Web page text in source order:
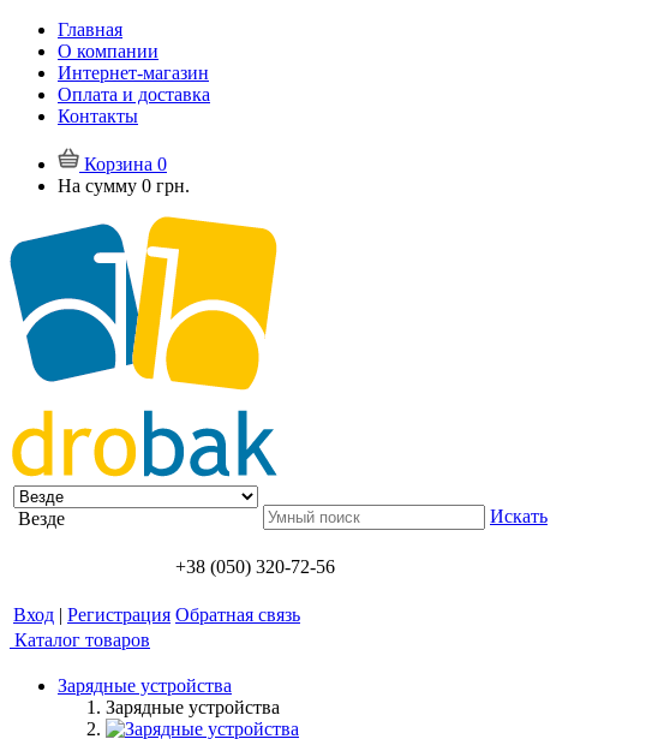
Главная
О компании
Интернет-магазин
Оплата и доставка
Контакты
Корзина 0
На сумму 0 грн.
Везде Искать
+38 (050) 320-72-56
Вход | Регистрация Обратная связь
Каталог товаров
Зарядные устройства
Зарядные устройства